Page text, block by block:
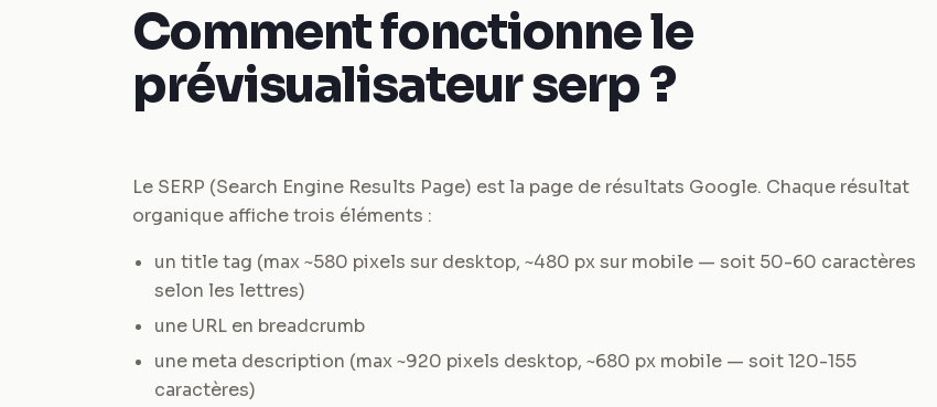
Comment fonctionne le
prévisualisateur serp ?
Le SERP (Search Engine Results Page) est la page de résultats Google. Chaque résultat
organique affiche trois éléments :
un title tag (max ~580 pixels sur desktop, ~480 px sur mobile — soit 50-60 caractères
selon les lettres)
une URL en breadcrumb
une meta description (max ~920 pixels desktop, ~680 px mobile — soit 120-155
caractères)